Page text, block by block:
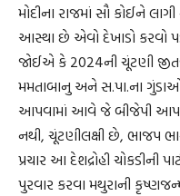
મોદીના રાજમાં સૌ કોઈને
આસ્થા છે એવો દેખાડો કરવો
જોઈએ કે 2024ની ચૂંટણી
મમતાબાનુ અને સ.પા.ના
આપવામાં આવે જે બીજેપી
નથી, ચૂંટણીલક્ષી છે, ભાજપ
પ્રચાર આ દેશદ્રોહી ચોકડીની
પુરવાર કરવા મથુરાની